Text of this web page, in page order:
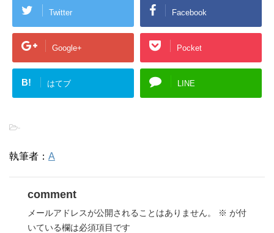
Twitter Facebook
Google+ Pocket
B! はてブ LINE
-
執筆者： A
comment
メールアドレスが公開されることはありません。 ※ が付
いている欄は必須項目です